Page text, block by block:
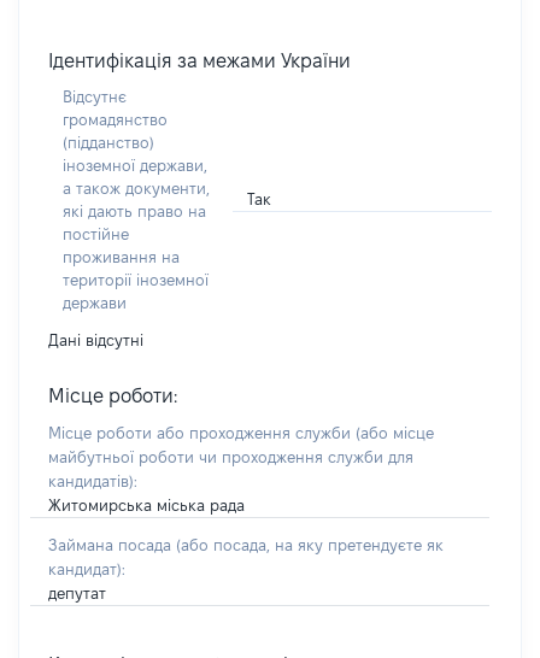
Ідентифікація за межами України
Відсутнє
громадянство
(підданство)
іноземної держави,
а також документи,
які дають право на
постійне
проживання на
території іноземної
держави
Так
Дані відсутні
Місце роботи:
Місце роботи або проходження служби (або місце
майбутньої роботи чи проходження служби для
кандидатів):
Житомирська міська рада
Займана посада (або посада, на яку претендуєте як
кандидат):
депутат